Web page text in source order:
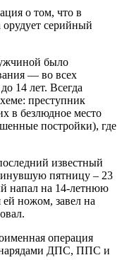
о том, что в
орудует серийный
было
— во всех
14 лет. Всегда
преступник
в безлюдное место
постройки), где
известный
пятницу – 23
напал на 14-летнюю
ножом, завел на
операция
ДПС, ППС и